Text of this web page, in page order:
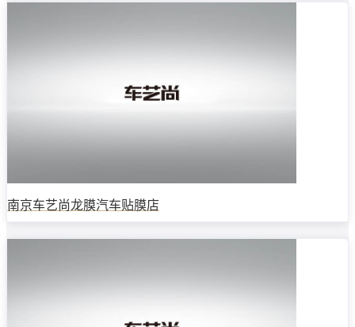
南京车艺尚龙膜汽车贴膜店